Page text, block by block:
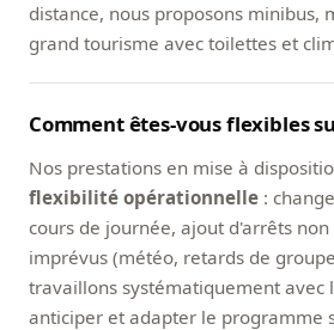
distance, nous proposons minibus,
grand tourisme avec toilettes et
Comment êtes-vous flexibles
Nos prestations en mise à
flexibilité opérationnelle :
cours de journée, ajout d'arrêts
imprévus (météo, retards de
travaillons systématiquement avec
anticiper et adapter le programme